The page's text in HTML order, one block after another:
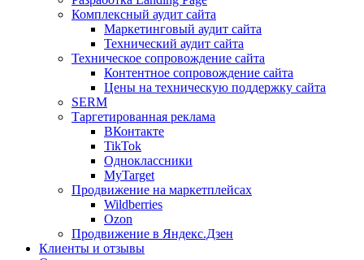
Комплексный аудит сайта
Маркетинговый аудит сайта
Технический аудит сайта
Техническое сопровождение сайта
Контентное сопровождение сайта
Цены на техническую поддержку сайта
SERM
Таргетированная реклама
ВКонтакте
TikTok
Одноклассники
MyTarget
Продвижение на маркетплейсах
Wildberries
Ozon
Продвижение в Яндекс.Дзен
Клиенты и отзывы